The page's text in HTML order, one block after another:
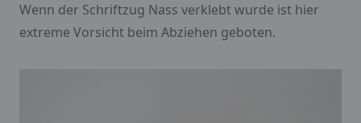
Wenn der Schriftzug Nass verklebt wurde ist hier
extreme Vorsicht beim Abziehen geboten.